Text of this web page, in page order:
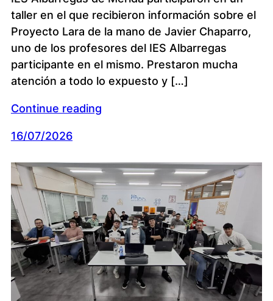
taller en el que recibieron información sobre el
Proyecto Lara de la mano de Javier Chaparro,
uno de los profesores del IES Albarregas
participante en el mismo. Prestaron mucha
atención a todo lo expuesto y […]
Continue reading
16/07/2026